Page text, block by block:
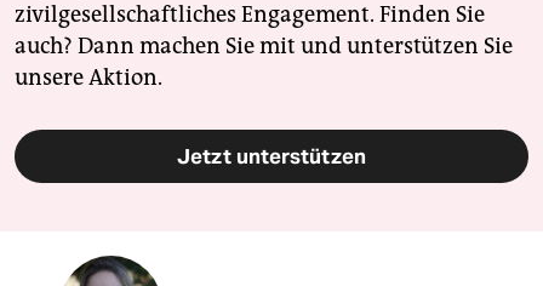
zivilgesellschaftliches Engagement. Finden Sie
auch? Dann machen Sie mit und unterstützen Sie
unsere Aktion.
Jetzt unterstützen